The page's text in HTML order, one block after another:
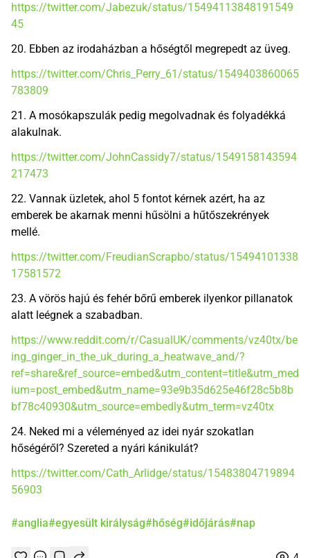
https://twitter.com/Jabezuk/status/15494113848191549
45
20. Ebben az irodaházban a hőségtől megrepedt az üveg.
https://twitter.com/Chris_Perry_61/status/1549403860065
783809
21. A mosókapszulák pedig megolvadnak és folyadékká
alakulnak.
https://twitter.com/JohnCassidy7/status/1549158143594
217473
22. Vannak üzletek, ahol 5 fontot kérnek azért, ha az
emberek be akarnak menni hűsölni a hűtőszekrények
mellé.
https://twitter.com/FreudianScrapbo/status/15494101338
17581572
23. A vörös hajú és fehér bőrű emberek ilyenkor pillanatok
alatt leégnek a szabadban.
https://www.reddit.com/r/CasualUK/comments/vz40tx/be
ing_ginger_in_the_uk_during_a_heatwave_and/?
ref=share&ref_source=embed&utm_content=title&utm_med
ium=post_embed&utm_name=93e9b35d625e46f28c5b8b
bf78c40930&utm_source=embedly&utm_term=vz40tx
24. Neked mi a véleményed az idei nyár szokatlan
hőségéről? Szereted a nyári kánikulát?
https://twitter.com/Cath_Arlidge/status/15483804719894
56903
#anglia#egyesült királyság#hőség#időjárás#nap